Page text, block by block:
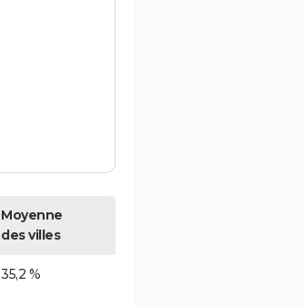
Moyenne
des villes
35,2 %